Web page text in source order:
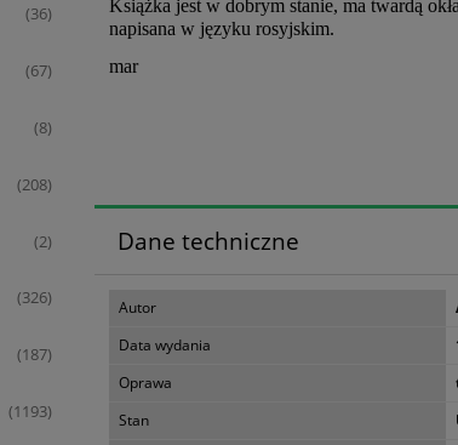
(36)
(67)
(8)
(208)
(2)
(326)
(187)
(1193)
Książka jest w dobrym stanie, ma twardą
napisana w języku rosyjskim.
mar
Dane techniczne
Autor
Data wydania
Oprawa
Stan